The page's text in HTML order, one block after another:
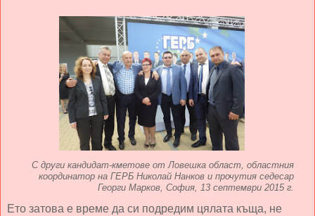
С други кандидат-кметове от Ловешка област, областния
координатор на ГЕРБ Николай Нанков и прочутия седесар
Георги Марков, София, 13 септември 2015 г.
Ето затова е време да си подредим цялата къща, не